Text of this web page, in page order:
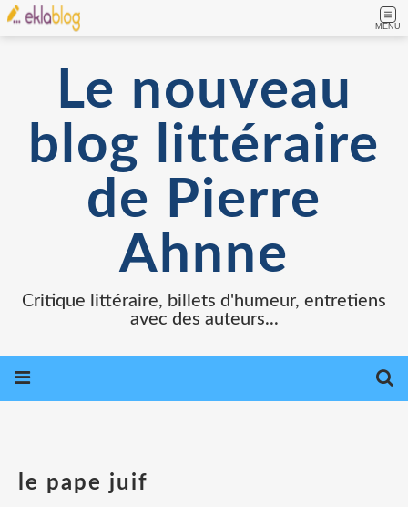
MENU
Le nouveau
blog littéraire
de Pierre
Ahnne
Critique littéraire, billets d'humeur, entretiens
avec des auteurs...
le pape juif